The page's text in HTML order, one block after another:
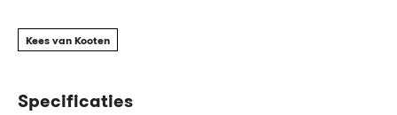
Kees van Kooten
Specificaties